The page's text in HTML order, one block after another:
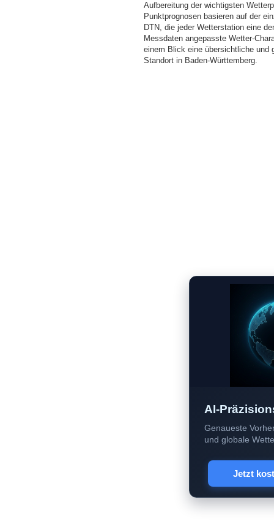
Aufbereitung der wichtigsten
Punktprognosen basieren auf der
DTN, die jeder Wetterstation eine
Messdaten angepasste Wetter-
einem Blick eine übersichtliche und
Standort in Baden-Württemberg.
AI-
Genaueste
und globale
Jetzt